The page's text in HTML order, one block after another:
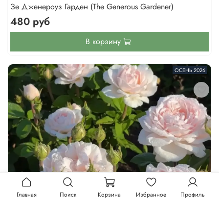
Зе Дженероуз Гарден (The Generous Gardener)
480 руб
В корзину
ОСЕНЬ 2026
Главная Поиск Корзина Избранное Профиль